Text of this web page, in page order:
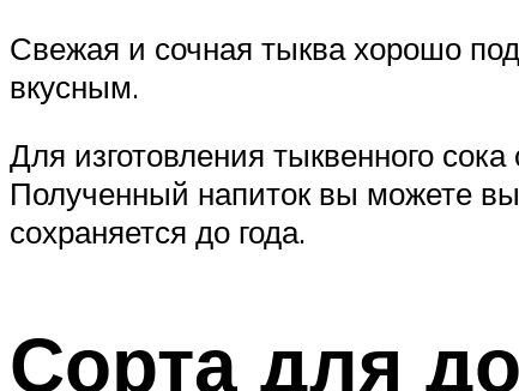
Свежая и сочная тыква хорошо
вкусным.
Для изготовления тыквенного
Полученный напиток вы можете
сохраняется до года.
Сорта для